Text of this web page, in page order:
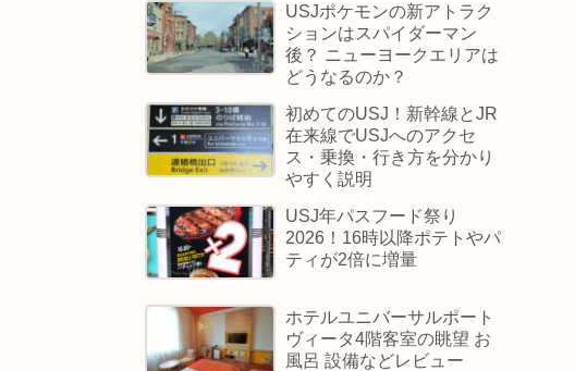
USJポケモンの新アトラク
ションはスパイダーマン
後？ ニューヨークエリアは
どうなるのか？
初めてのUSJ！新幹線とJR
在来線でUSJへのアクセ
ス・乗換・行き方を分かり
やすく説明
USJ年パスフード祭り
2026！16時以降ポテトやパ
ティが2倍に増量
ホテルユニバーサルポート
ヴィータ4階客室の眺望 お
風呂 設備などレビュー